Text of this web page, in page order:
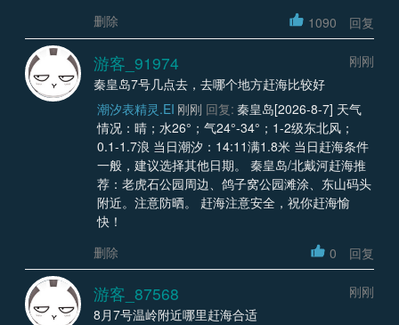
删除
1090 回复
游客_91974
刚刚
秦皇岛7号几点去，去哪个地方赶海比较好
潮汐表精灵.EI 刚刚 回复: 秦皇岛[2026-8-7] 天气
情况：晴；水26°；气24°-34°；1-2级东北风；
0.1-1.7浪 当日潮汐：14:11满1.8米 当日赶海条件
一般，建议选择其他日期。 秦皇岛/北戴河赶海推
荐：老虎石公园周边、鸽子窝公园滩涂、东山码头
附近。注意防晒。 赶海注意安全，祝你赶海愉
快！
删除
0 回复
游客_87568
刚刚
8月7号温岭附近哪里赶海合适